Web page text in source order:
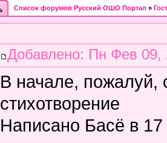
Список форумов Русский ОШО Портал »
Добавлено: Пн Фев 09,
В начале, пожалуй,
стихотворение
Написано Басё в 17